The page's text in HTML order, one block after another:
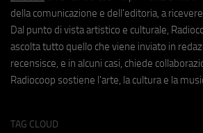
della comunicazione e dell'editoria, a
Dal punto di vista artistico e culturale,
ascolta tutto quello che viene inviato in
recensisce, e in alcuni casi, chiede
Radiocoop sostiene l'arte, la cultura e la
TAG CLOUD